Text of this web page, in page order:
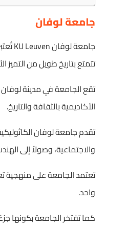
جامعة لوفان
تتمتع بتاريخ طويل من التميز
تقع الجامعة في مدينة لوفان
الأكاديمية بالثقافة والتاريخ.
تقدم جامعة لوفان
والاجتماعية، وصولاً إلى
تعتمد الجامعة على منهجية
واحد.
كما تفتخر الجامعة بكونها